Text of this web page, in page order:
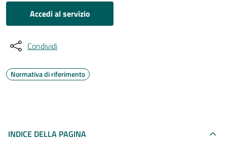
Accedi al servizio
Condividi
Normativa di riferimento
INDICE DELLA PAGINA